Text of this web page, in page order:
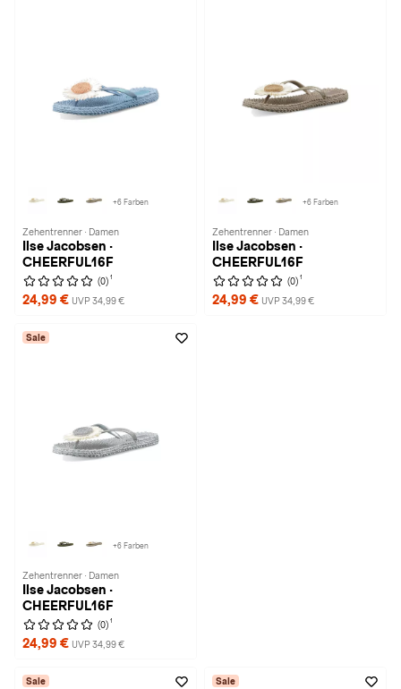
+6 Farben
Zehentrenner · Damen
Ilse Jacobsen ·
CHEERFUL16F
(0) 1
24,99 € UVP 34,99 €
+6 Farben
Zehentrenner · Damen
Ilse Jacobsen ·
CHEERFUL16F
(0) 1
24,99 € UVP 34,99 €
Sale
+6 Farben
Zehentrenner · Damen
Ilse Jacobsen ·
CHEERFUL16F
(0) 1
24,99 € UVP 34,99 €
Sale Sale